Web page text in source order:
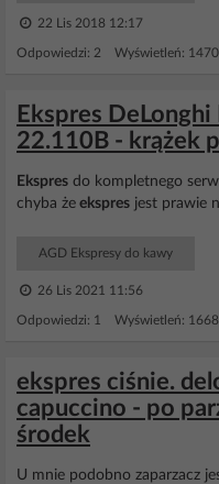
22 Lis 2018 12:17
Odpowiedzi: 2 Wyświetleń:
Ekspres
22.110B - krążek
Ekspres do kompletnego
chyba że ekspres jest prawie
AGD Ekspresy do kawy
26 Lis 2021 11:56
Odpowiedzi: 1 Wyświetleń: 1668
ekspres ciśnie.
capuccino - po
środek
U mnie podobno zaparzacz